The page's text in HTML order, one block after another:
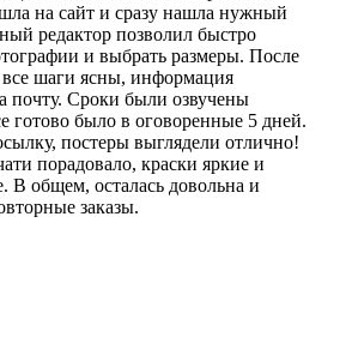
на сайт и сразу нашла нужный
редактор позволил быстро
и выбрать размеры. После
шаги ясны, информация
почту. Сроки были озвучены
готово было в оговоренные 5 дней.
постеры выглядели отлично!
порадовало, краски яркие и
В общем, осталась довольна и
заказы.